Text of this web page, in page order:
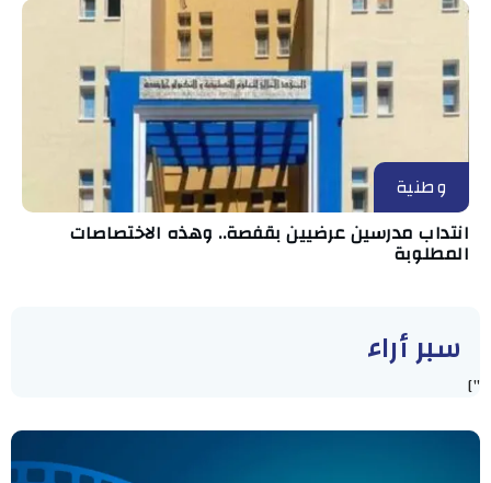
وطنية
انتداب مدرسين عرضيين بقفصة.. وهذه الاختصاصات
المطلوبة
سبر أراء
"]